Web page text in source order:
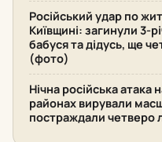
Російський удар по
Київщині: загинули 3-
бабуся та дідусь, ще
(фото)
Нічна російська атака
районах вирували
постраждали четверо